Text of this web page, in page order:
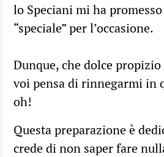
lo Speciani mi ha
“speciale” per l’occasione.
Dunque, che dolce
voi pensa di rinnegarmi in
oh!
Questa preparazione è
crede di non saper fare